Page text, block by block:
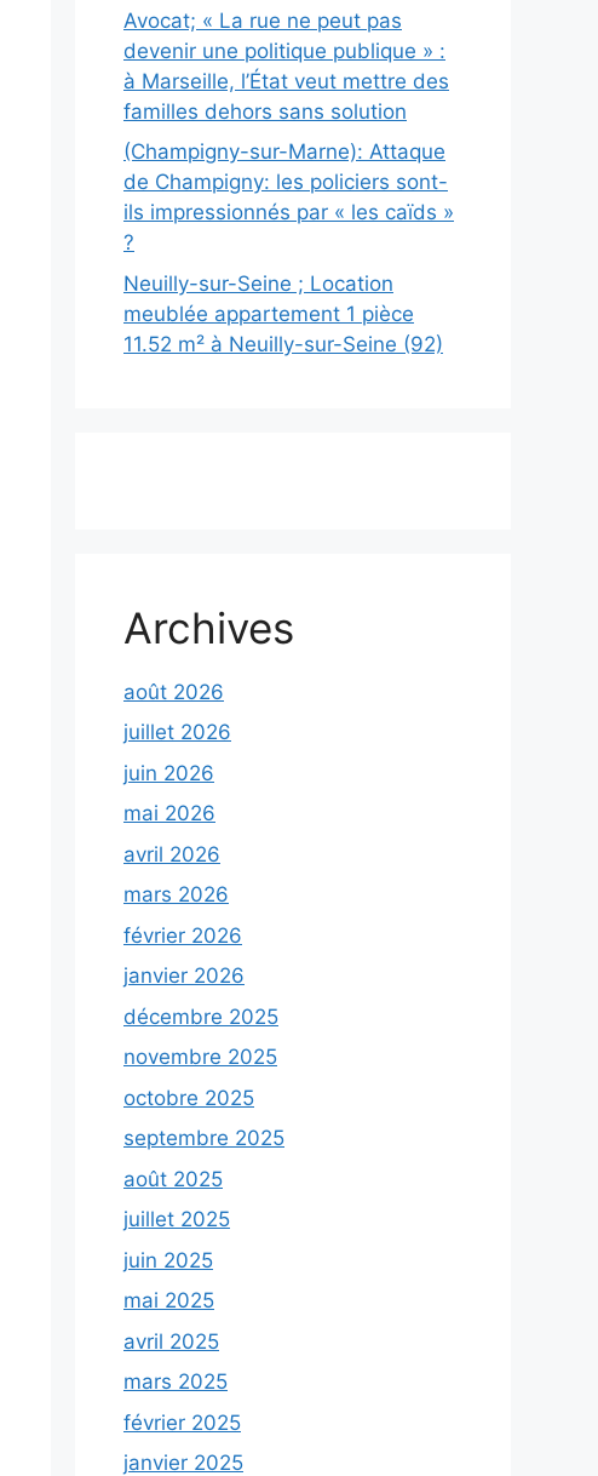
Avocat; « La rue ne peut pas
devenir une politique publique » :
à Marseille, l’État veut mettre des
familles dehors sans solution
(Champigny-sur-Marne): Attaque
de Champigny: les policiers sont-
ils impressionnés par « les caïds »
?
Neuilly-sur-Seine ; Location
meublée appartement 1 pièce
11.52 m² à Neuilly-sur-Seine (92)
Archives
août 2026
juillet 2026
juin 2026
mai 2026
avril 2026
mars 2026
février 2026
janvier 2026
décembre 2025
novembre 2025
octobre 2025
septembre 2025
août 2025
juillet 2025
juin 2025
mai 2025
avril 2025
mars 2025
février 2025
janvier 2025